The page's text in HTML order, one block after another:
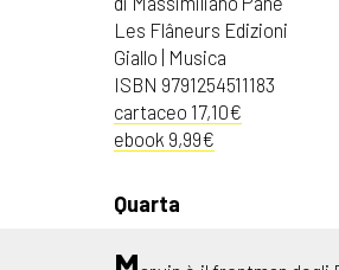
Les Flâneurs Edizioni
Giallo | Musica
ISBN 9791254511183
cartaceo 17,10€
ebook 9,99€
Quarta